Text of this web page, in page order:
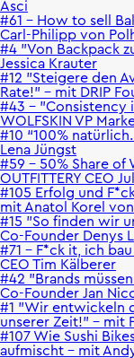
Asci
#61 - How to sell
Carl-Philipp von
#4 "Von Backpack
Jessica Krauter
#12 "Steigere den
Rate!" - mit DRIP
#43 - "Consistency
WOLFSKIN VP
#10 “100%
Lena Jüngst
#59 - 50% Share of
OUTFITTERY CEO
#105 Erfolg und
mit Anatol Korel
#15 "So finden wir
Co-Founder Denys
#71 - F*ck it, ich
CEO Tim Kälberer
#42 "Brands
Co-Founder Jan
#1 "Wir entwickeln
unserer Zeit!" - mit
#107 Wie Sushi
aufmischt – mit